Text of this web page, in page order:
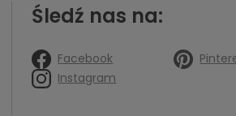
Śledź nas na:
Facebook
Instagram